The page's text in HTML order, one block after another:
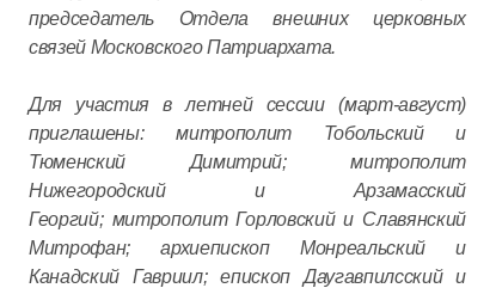
председатель Отдела внешних церковных
связей Московского Патриархата.
Для участия в летней сессии (март-август)
приглашены: митрополит Тобольский и
Тюменский Димитрий; митрополит
Нижегородский и Арзамасский
Георгий; митрополит Горловский и Славянский
Митрофан; архиепископ Монреальский и
Канадский Гавриил; епископ Даугавпилсский и